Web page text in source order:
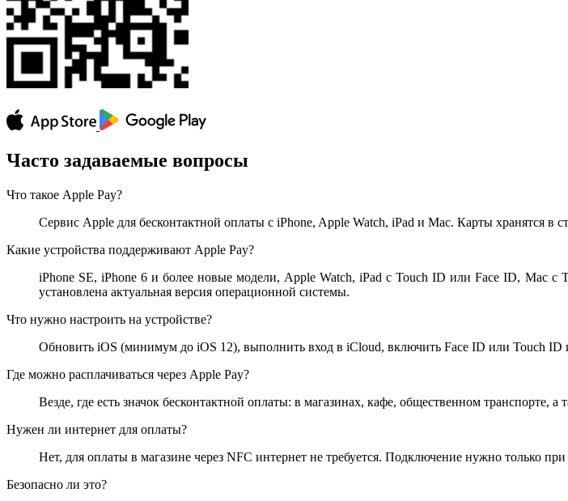
Часто задаваемые вопросы
Что такое Apple Pay?
Сервис Apple для бесконтактной оплаты с iPhone, Apple Watch, iPad и Mac. Карты хранятся
Какие устройства поддерживают Apple Pay?
iPhone SE, iPhone 6 и более новые модели, Apple Watch, iPad с Touch ID или Face ID, Mac
установлена актуальная версия операционной системы.
Что нужно настроить на устройстве?
Обновить iOS (минимум до iOS 12), выполнить вход в iCloud, включить Face ID или Touch ID
Где можно расплачиваться через Apple Pay?
Везде, где есть значок бесконтактной оплаты: в магазинах, кафе, общественном
Нужен ли интернет для оплаты?
Нет, для оплаты в магазине через NFC интернет не требуется. Подключение нужно только
Безопасно ли это?